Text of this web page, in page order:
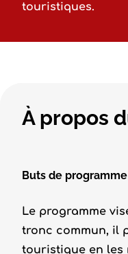
touristiques.
À propos
Buts de programme
Le programme
tronc commun, il
touristique en les